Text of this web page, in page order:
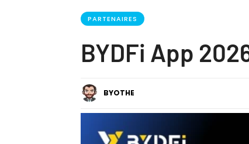
PARTENAIRES
BYDFi App
BYOTHE